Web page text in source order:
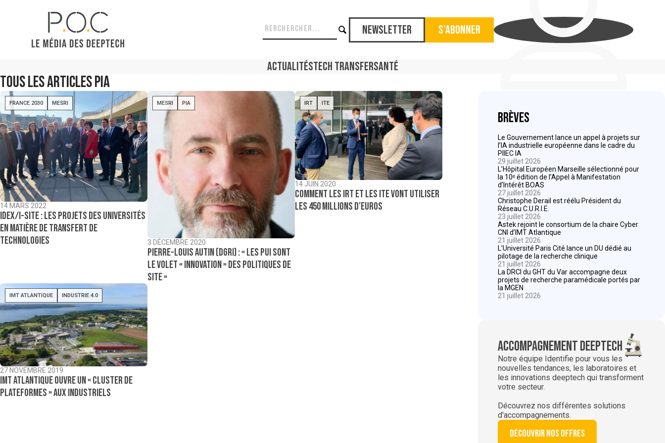
Newsletter S'abonner
ActualitésTech TransferSanté
Tous les articlesPIA
FRANCE 2030 MESRI
14 MARS 2022
IDEX/I-Site : Les projets des universités
en matière de transfert de
technologies
MESRI PIA
3 DÉCEMBRE 2020
Pierre-Louis Autin (DGRI) : « Les PUI sont
le volet « innovation » des politiques de
site »
IRT ITE
14 JUIN 2020
Comment les IRT et les ITE vont utiliser
les 450 millions d’euros
IMT ATLANTIQUE INDUSTRIE 4.0
27 NOVEMBRE 2019
IMT Atlantique ouvre un « cluster de
plateformes » aux industriels
Brèves
Le Gouvernement lance un appel à projets sur
l’IA industrielle européenne dans le cadre du
PIIEC IA
29 juillet 2026
L’Hôpital Européen Marseille sélectionné pour
la 10ᵉ édition de l’Appel à Manifestation
d’Intérêt BOAS
27 juillet 2026
Christophe Derail est réélu Président du
Réseau C.U.R.I.E.
23 juillet 2026
Astek rejoint le consortium de la chaire Cyber
CNI d’IMT Atlantique
21 juillet 2026
L’Université Paris Cité lance un DU dédié au
pilotage de la recherche clinique
21 juillet 2026
La DRCI du GHT du Var accompagne deux
projets de recherche paramédicale portés par
la MGEN
21 juillet 2026
Accompagnement deeptech
Notre équipe Identifie pour vous les
nouvelles tendances, les laboratoires et
les innovations deeptech qui transforment
votre secteur.
Découvrez nos différentes solutions
d'accompagnements.
Découvrir nos offres